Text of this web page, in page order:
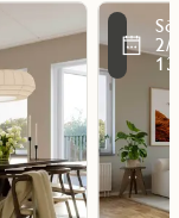
2/
Läs
mer
objekt